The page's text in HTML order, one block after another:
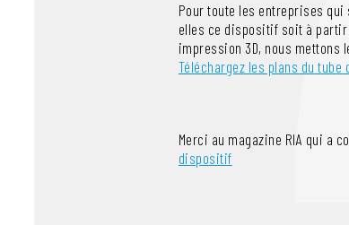
Pour toute les entreprises
elles ce dispositif soit à
impression 3D, nous
Téléchargez les plans du tube
Merci au magazine RIA qui a
dispositif